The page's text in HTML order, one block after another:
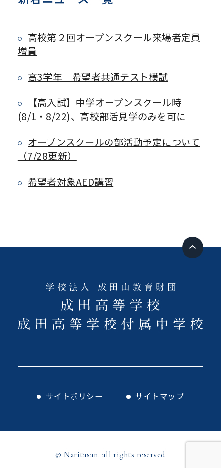
高校第２回オープンスクール来場者定員
増員
高3学年 希望者共通テスト模試
【高入試】中学オープンスクール時
(8/1・8/22)、高校部活見学のみを可に
オープンスクールの部活動予定について
（7/28更新）
希望者対象AED講習
サイトポリシー サイトマップ
© Naritasan. all rights reserved